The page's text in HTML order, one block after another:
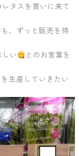
タスを買いに来て
、ずっと販売を待
い
とのお言葉を
生産していきたい